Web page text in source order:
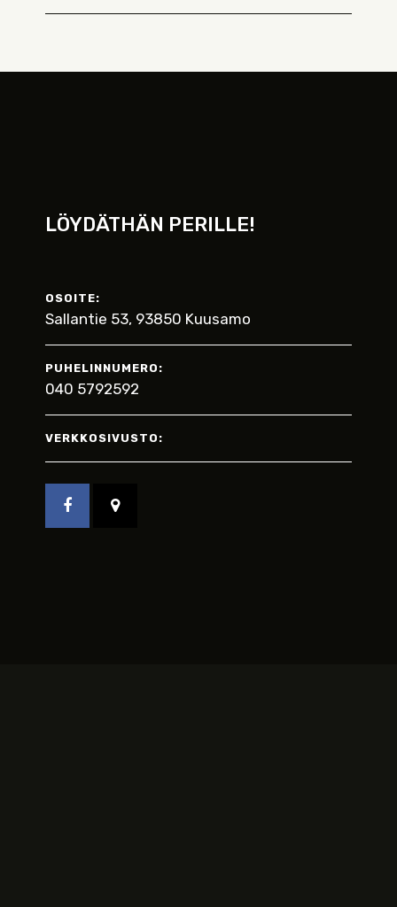
LÖYDÄTHÄN PERILLE!
OSOITE:
Sallantie 53, 93850 Kuusamo
PUHELINNUMERO:
040 5792592
VERKKOSIVUSTO: